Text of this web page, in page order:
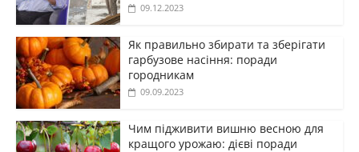
09.12.2023
Як правильно збирати та зберігати
гарбузове насіння: поради
городникам
09.09.2023
Чим підживити вишню весною для
кращого урожаю: дієві поради